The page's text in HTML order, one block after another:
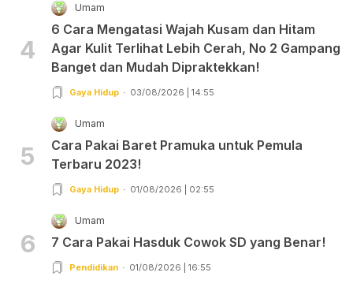
4
Umam
6 Cara Mengatasi Wajah Kusam dan Hitam
Agar Kulit Terlihat Lebih Cerah, No 2 Gampang
Banget dan Mudah Dipraktekkan!
Gaya Hidup 03/08/2026 | 14:55
5
Umam
Cara Pakai Baret Pramuka untuk Pemula
Terbaru 2023!
Gaya Hidup 01/08/2026 | 02:55
6
Umam
7 Cara Pakai Hasduk Cowok SD yang Benar!
Pendidikan 01/08/2026 | 16:55